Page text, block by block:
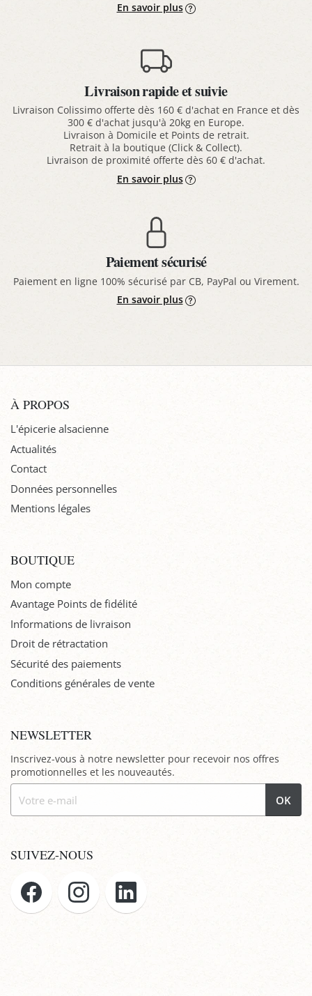
En savoir plus
Livraison rapide et suivie
Livraison Colissimo offerte dès 160 € d'achat en France et dès
300 € d'achat jusqu'à 20kg en Europe.
Livraison à Domicile et Points de retrait.
Retrait à la boutique (Click & Collect).
Livraison de proximité offerte dès 60 € d'achat.
En savoir plus
Paiement sécurisé
Paiement en ligne 100% sécurisé par CB, PayPal ou Virement.
En savoir plus
À PROPOS
L'épicerie alsacienne
Actualités
Contact
Données personnelles
Mentions légales
BOUTIQUE
Mon compte
Avantage Points de fidélité
Informations de livraison
Droit de rétractation
Sécurité des paiements
Conditions générales de vente
NEWSLETTER
Inscrivez-vous à notre newsletter pour recevoir nos offres
promotionnelles et les nouveautés.
OK
SUIVEZ-NOUS